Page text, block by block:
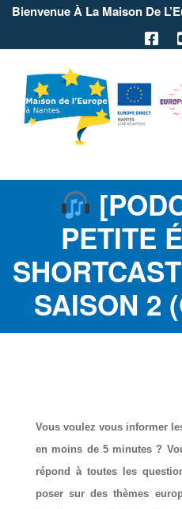
Bienvenue À La Maison De
PETITE
SAISON 2
Vous voulez vous informer
en moins de 5 minutes ?
répond à toutes les
poser sur des thèmes